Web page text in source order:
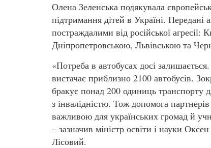
Олена Зеленська подякувала
підтримання дітей в Україні. Передані
постраждалими від російської
Дніпропетровською, Львівською та
«Потреба в автобусах досі
вистачає приблизно 2100 автобусів.
бракує понад 200 одиниць транспорту
з інвалідністю. Тож допомога
важливою для українських громад й
– зазначив міністр освіти і науки Оксен
Лісовий.